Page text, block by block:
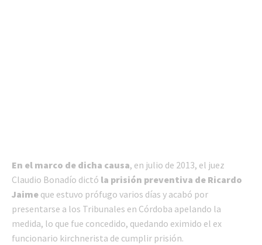
En el marco de dicha causa, en julio de 2013, el juez
Claudio Bonadío dictó la prisión preventiva de Ricardo
Jaime que estuvo prófugo varios días y acabó por
presentarse a los Tribunales en Córdoba apelando la
medida, lo que fue concedido, quedando eximido el ex
funcionario kirchnerista de cumplir prisión.